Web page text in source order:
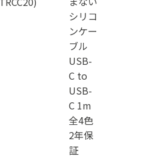
シリコ
ンケー
ブル
USB-
C to
USB-
C 1m
全4色
2年保
証